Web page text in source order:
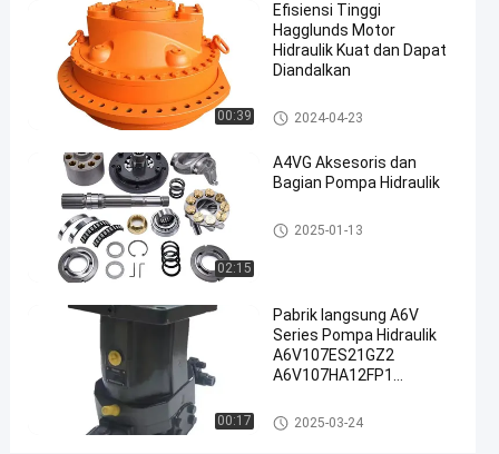
Motor
Pompa
Hidrolik
Girang
Hidraulik
#
Motor
Penggerak
00:39
Efisiensi Tinggi
Hagglunds Motor
Hidraulik Kuat dan Dapat
Diandalkan
motor hidrolik
2024-04-23
02:15
A4VG Aksesoris dan
Bagian Pompa Hidraulik
motor hidrolik
2025-01-13
00:17
Pabrik langsung A6V
Series Pompa Hidraulik
A6V107ES21GZ2
A6V107HA12FP1
Piston
motor hidrolik
2025-03-24